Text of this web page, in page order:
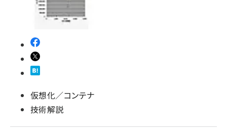
仮想化／コンテナ
技術解説